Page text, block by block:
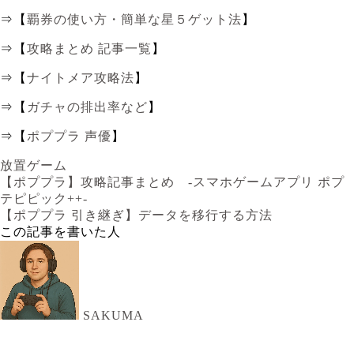
⇒【 覇券の使い方・簡単な星５ゲット法 】
⇒【 攻略まとめ 記事一覧 】
⇒【 ナイトメア攻略法 】
⇒【 ガチャの排出率など 】
⇒【 ポププラ 声優 】
放置ゲーム
【ポププラ】攻略記事まとめ -スマホゲームアプリ ポプ
テピピック++-
【ポププラ 引き継ぎ】データを移行する方法
この記事を書いた人
SAKUMA